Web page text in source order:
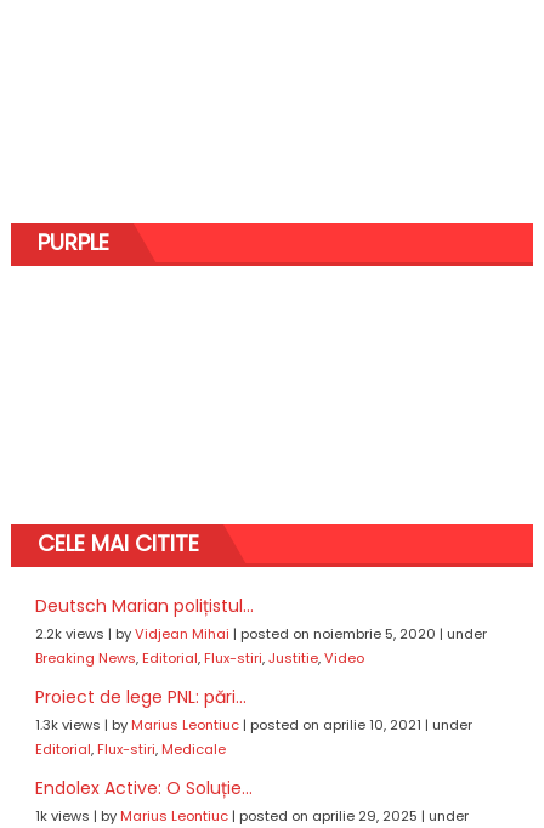
PURPLE
CELE MAI CITITE
Deutsch Marian polițistul...
2.2k views | byVidjean Mihai | posted on noiembrie 5, 2020 | under
Breaking News, Editorial, Flux-stiri,Justitie,Video
Proiect de lege PNL: pări...
1.3k views | by Marius Leontiuc| posted on aprilie 10, 2021 | under
Editorial, Flux-stiri, Medicale
Endolex Active: O Soluție...
1k views | by Marius Leontiuc| posted on aprilie 29, 2025 | under